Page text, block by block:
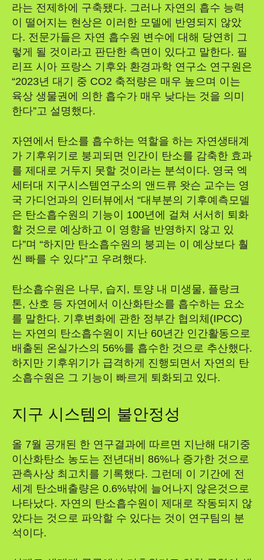
라는 전제하에 구축됐다. 그러나 자연의 흡수 능력
이 떨어지는 현상은 이러한 모델에 반영되지 않았
다. 전문가들은 자연 흡수원 변수에 대해 당연히 그
렇게 될 것이라고 판단한 측면이 있다고 말한다. 필
리프 시아 프랑스 기후와 환경과학 연구소 연구원은
“2023년 대기 중 CO2 축적량은 매우 높으며 이는
육상 생물권에 의한 흡수가 매우 낮다는 것을 의미
한다”고 설명했다.
자연에서 탄소를 흡수하는 역할을 하는 자연생태계
가 기후위기로 붕괴되면 인간이 탄소를 감축한 효과
를 제대로 거두지 못할 것이라는 분석이다. 영국 엑
세터대 지구시스템연구소의 앤드류 왓슨 교수는 영
국 가디언과의 인터뷰에서 “대부분의 기후예측모델
은 탄소흡수원의 기능이 100년에 걸쳐 서서히 퇴화
할 것으로 예상하고 이 영향을 반영하지 않고 있
다”며 “하지만 탄소흡수원의 붕괴는 이 예상보다 훨
씬 빠를 수 있다”고 우려했다.
탄소흡수원은 나무, 습지, 토양 내 미생물, 플랑크
톤, 산호 등 자연에서 이산화탄소를 흡수하는 요소
를 말한다. 기후변화에 관한 정부간 협의체(IPCC)
는 자연의 탄소흡수원이 지난 60년간 인간활동으로
배출된 온실가스의 56%를 흡수한 것으로 추산했다.
하지만 기후위기가 급격하게 진행되면서 자연의 탄
소흡수원은 그 기능이 빠르게 퇴화되고 있다.
지구 시스템의 불안정성
올 7월 공개된 한 연구결과에 따르면 지난해 대기중
이산화탄소 농도는 전년대비 86%나 증가한 것으로
관측사상 최고치를 기록했다. 그런데 이 기간에 전
세계 탄소배출량은 0.6%밖에 늘어나지 않은것으로
나타났다. 자연의 탄소흡수원이 제대로 작동되지 않
았다는 것으로 파악할 수 있다는 것이 연구팀의 분
석이다.